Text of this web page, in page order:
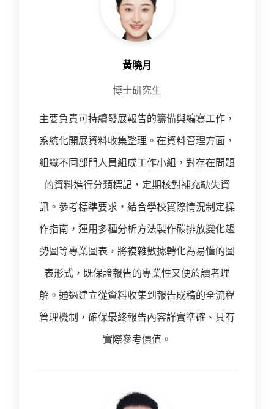
黃曉月
博士研究生
主要負責可持續發展報告的籌備與編寫工作，
系統化開展資料收集整理。在資料管理方面，
組織不同部門人員組成工作小組，對存在問題
的資料進行分類標記，定期核對補充缺失資
訊。參考標準要求，結合學校實際情況制定操
作指南，運用多種分析方法製作碳排放變化趨
勢圖等專業圖表，將複雜數據轉化為易懂的圖
表形式，既保證報告的專業性又便於讀者理
解。通過建立從資料收集到報告成稿的全流程
管理機制，確保最終報告內容詳實準確、具有
實際參考價值。